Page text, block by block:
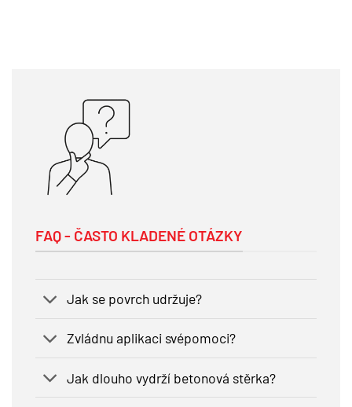
FAQ - ČASTO KLADENÉ OTÁZKY
Jak se povrch udržuje?
Zvládnu aplikaci svépomoci?
Jak dlouho vydrží betonová stěrka?